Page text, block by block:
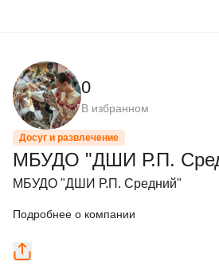
0
В избранном
Досуг и развлечение
МБУДО "ДШИ Р.П.
МБУДО "ДШИ Р.П. Средний"
Подробнее о компании